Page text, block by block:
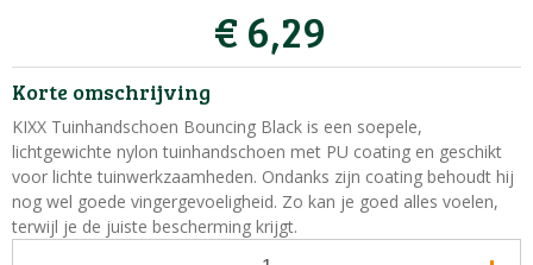
€ 6,29
Korte omschrijving
KIXX Tuinhandschoen Bouncing Black is een soepele,
lichtgewichte nylon tuinhandschoen met PU coating en geschikt
voor lichte tuinwerkzaamheden. Ondanks zijn coating behoudt hij
nog wel goede vingergevoeligheid. Zo kan je goed alles voelen,
terwijl je de juiste bescherming krijgt.